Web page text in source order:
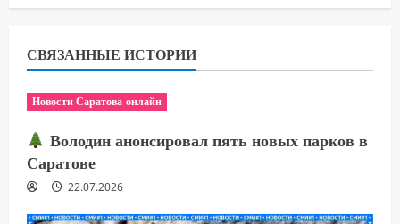
СВЯЗАННЫЕ ИСТОРИИ
Новости Саратова онлайн
Володин анонсировал пять новых парков в
Саратове
22.07.2026